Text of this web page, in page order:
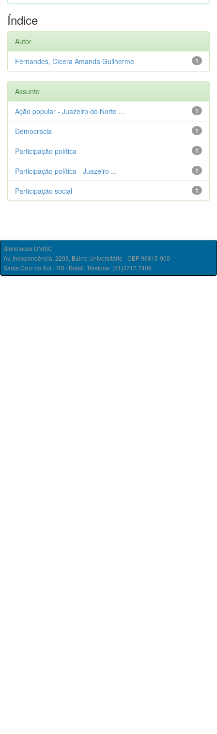
Índice
Autor
1
Fernandes, Cícera Amanda Guilherme
Assunto
1
Ação popular - Juazeiro do Norte ...
1
Democracia
1
Participação política
1
Participação política - Juazeiro ...
1
Participação social
Bibliotecas UNISC
Av. Independência, 2293, Bairro Universitário - CEP 96815-900
Santa Cruz do Sul - RS / Brasil. Telefone: (51)3717.7409